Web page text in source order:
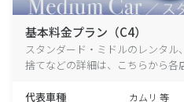
基本料金プラン（C4）
スタンダード・ミドルのレンタル
捨てなどの詳細は、こちらから各
代表車種 カムリ 等